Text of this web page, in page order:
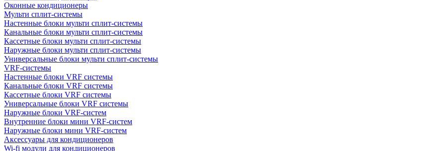
Оконные кондиционеры
Мульти сплит-системы
Настенные блоки мульти сплит-системы
Канальные блоки мульти сплит-системы
Кассетные блоки мульти сплит-системы
Наружные блоки мульти сплит-системы
Универсальные блоки мульти сплит-системы
VRF-системы
Настенные блоки VRF системы
Канальные блоки VRF системы
Кассетные блоки VRF системы
Универсальные блоки VRF системы
Наружные блоки VRF-систем
Внутренние блоки мини VRF-систем
Наружные блоки мини VRF-систем
Аксессуары для кондиционеров
Wi-fi модули для кондиционеров